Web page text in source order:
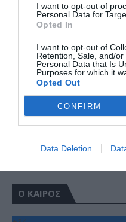
I want to opt-out of
Personal Data for
Opted In
I want to opt-out of
Retention, Sale, and/
Personal Data that Is
Purposes for which it
Opted Out
CONFIRM
Data Deletion
Ο ΚΑΙΡΟΣ